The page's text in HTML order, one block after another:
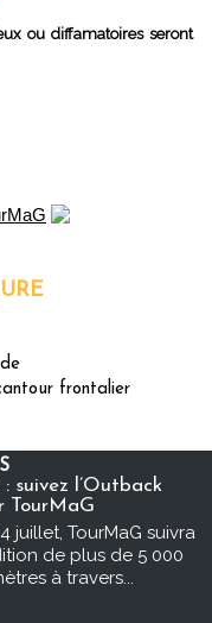
ou diffamatoires seront
frontalier
suivez l’Outback
TourMaG
juillet, TourMaG suivra
de plus de 5 000
à travers...